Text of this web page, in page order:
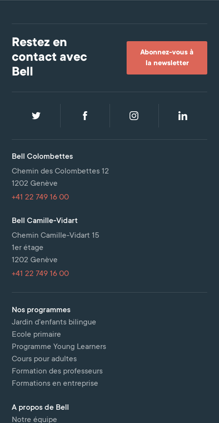
Restez en
contact avec
Bell
Abonnez-vous à
la newsletter
Nos programmes
Jardin d'enfants bilingue
Ecole primaire
Programme Young Learners
Cours pour adultes
Formation des professeurs
Formations en entreprise
A propos de Bell
Notre équipe
Bell Colombettes
Chemin des Colombettes 12
1202 Genève
+41 22 749 16 00
Bell Camille-Vidart
Chemin Camille-Vidart 15
1er étage
1202 Genève
+41 22 749 16 00